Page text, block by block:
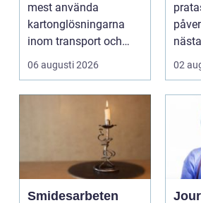
mest använda
kartonglösningarna
inom transport och
logis...
06 augusti 2026
stad,
02
Smidesarbeten